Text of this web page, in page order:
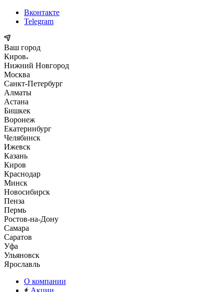
Вконтакте
Telegram
Ваш город
Киров
Нижний Новгород
Москва
Санкт-Петербург
Алматы
Астана
Бишкек
Воронеж
Екатеринбург
Челябинск
Ижевск
Казань
Киров
Краснодар
Минск
Новосибирск
Пенза
Пермь
Ростов-на-Дону
Самара
Саратов
Уфа
Ульяновск
Ярославль
О компании
Акции